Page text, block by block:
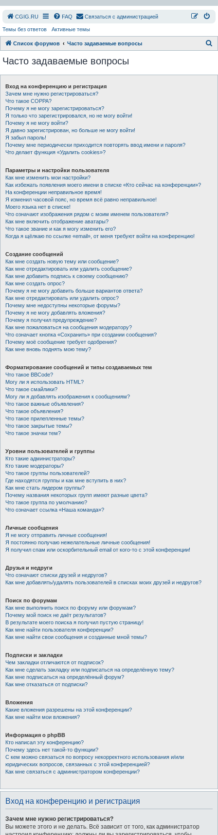
СGIG.RU FAQ Связаться с администрацией
Темы без ответов Активные темы
Список форумов Часто задаваемые вопросы
Часто задаваемые вопросы
Вход на конференцию и регистрация
Зачем мне нужно регистрироваться?
Что такое COPPA?
Почему я не могу зарегистрироваться?
Я только что зарегистрировался, но не могу войти!
Почему я не могу войти?
Я давно зарегистрирован, но больше не могу войти!
Я забыл пароль!
Почему мне периодически приходится повторять ввод имени и пароля?
Что делает функция «Удалить cookies»?
Параметры и настройки пользователя
Как мне изменить мои настройки?
Как избежать появления моего имени в списке «Кто сейчас на конференции»?
На конференции неправильное время!
Я изменил часовой пояс, но время всё равно неправильное!
Моего языка нет в списке!
Что означают изображения рядом с моим именем пользователя?
Как мне включить отображение аватары?
Что такое звание и как я могу изменить его?
Когда я щёлкаю по ссылке «email», от меня требуют войти на конференцию!
Создание сообщений
Как мне создать новую тему или сообщение?
Как мне отредактировать или удалить сообщение?
Как мне добавить подпись к своему сообщению?
Как мне создать опрос?
Почему я не могу добавить больше вариантов ответа?
Как мне отредактировать или удалить опрос?
Почему мне недоступны некоторые форумы?
Почему я не могу добавлять вложения?
Почему я получил предупреждение?
Как мне пожаловаться на сообщения модератору?
Что означает кнопка «Сохранить» при создании сообщения?
Почему моё сообщение требует одобрения?
Как мне вновь поднять мою тему?
Форматирование сообщений и типы создаваемых тем
Что такое BBCode?
Могу ли я использовать HTML?
Что такое смайлики?
Могу ли я добавлять изображения к сообщениям?
Что такое важные объявления?
Что такое объявления?
Что такое прилепленные темы?
Что такое закрытые темы?
Что такое значки тем?
Уровни пользователей и группы
Кто такие администраторы?
Кто такие модераторы?
Что такое группы пользователей?
Где находятся группы и как мне вступить в них?
Как мне стать лидером группы?
Почему названия некоторых групп имеют разные цвета?
Что такое группа по умолчанию?
Что означает ссылка «Наша команда»?
Личные сообщения
Я не могу отправить личные сообщения!
Я постоянно получаю нежелательные личные сообщения!
Я получил спам или оскорбительный email от кого-то с этой конференции!
Друзья и недруги
Что означают списки друзей и недругов?
Как мне добавлять/удалять пользователей в списках моих друзей и недругов?
Поиск по форумам
Как мне выполнить поиск по форуму или форумам?
Почему мой поиск не даёт результатов?
В результате моего поиска я получил пустую страницу!
Как мне найти пользователя конференции?
Как мне найти свои сообщения и созданные мной темы?
Подписки и закладки
Чем закладки отличаются от подписок?
Как мне сделать закладку или подписаться на определённую тему?
Как мне подписаться на определённый форум?
Как мне отказаться от подписки?
Вложения
Какие вложения разрешены на этой конференции?
Как мне найти мои вложения?
Информация о phpBB
Кто написал эту конференцию?
Почему здесь нет такой-то функции?
С кем можно связаться по вопросу некорректного использования и/или
юридических вопросов, связанных с этой конференцией?
Как мне связаться с администратором конференции?
Вход на конференцию и регистрация
Зачем мне нужно регистрироваться?
Вы можете этого и не делать. Всё зависит от того, как администратор